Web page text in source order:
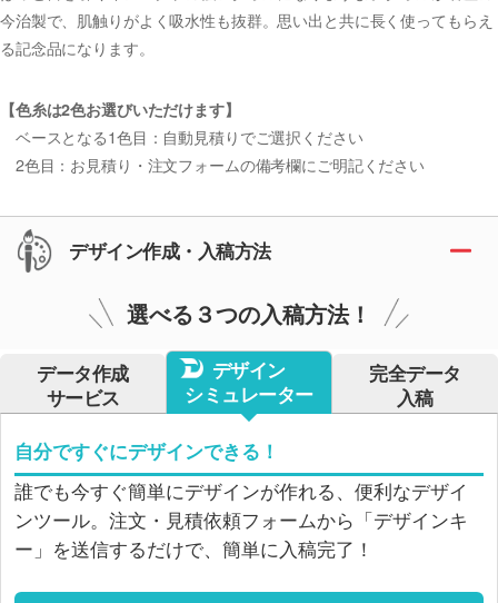
今治製で、肌触りがよく吸水性も抜群。思い出と共に長く使ってもらえ
る記念品になります。
【色糸は2色お選びいただけます】
ベースとなる1色目：自動見積りでご選択ください
2色目：お見積り・注文フォームの備考欄にご明記ください
デザイン作成・入稿方法
選べる３つの入稿方法！
データ作成
サービス
デザイン
シミュレーター
完全データ
入稿
自分ですぐにデザインできる！
誰でも今すぐ簡単にデザインが作れる、便利なデザイ
ンツール。注文・見積依頼フォームから「デザインキ
ー」を送信するだけで、簡単に入稿完了！